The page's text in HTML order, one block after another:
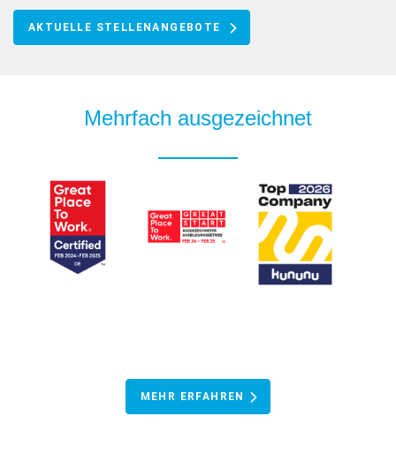
AKTUELLE STELLENANGEBOTE
Mehrfach ausgezeichnet
MEHR ERFAHREN